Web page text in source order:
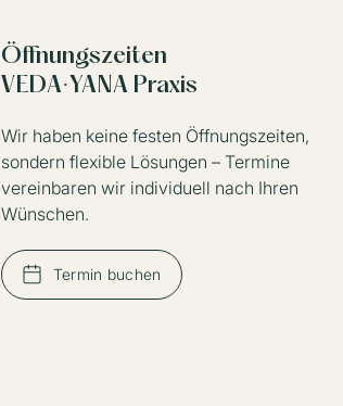
Öffnungszeiten
VEDA·YANA Praxis
Wir haben keine festen Öffnungszeiten,
sondern flexible Lösungen – Termine
vereinbaren wir individuell nach Ihren
Wünschen.
Termin buchen